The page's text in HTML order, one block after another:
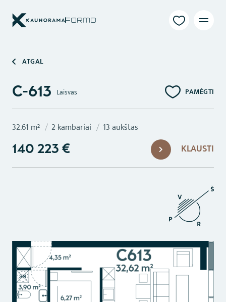
ATGAL
C-613 Laisvas PAMĖGTI
32.61 m² 2 kambariai 13 aukštas
140 223 € KLAUSTI